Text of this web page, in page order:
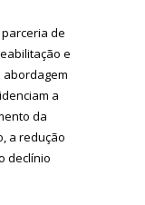
de
e
abordagem
a
da
a redução
declínio